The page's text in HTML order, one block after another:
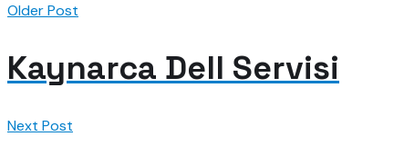
Older Post
Kaynarca Dell Servisi
Next Post